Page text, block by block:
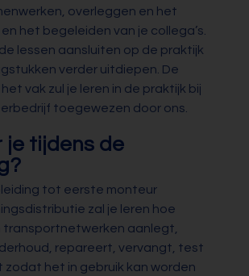
overleggen en het
het begeleiden van je collega’s.
lessen aansluiten op de praktijk
verder uitdiepen. De
vak zul je leren in de praktijk bij
toegewezen door ons.
je tijdens de
tot eerste monteur
zal je leren hoe
aanlegt,
repareert, vervangt, test
zodat het in gebruik kan worden